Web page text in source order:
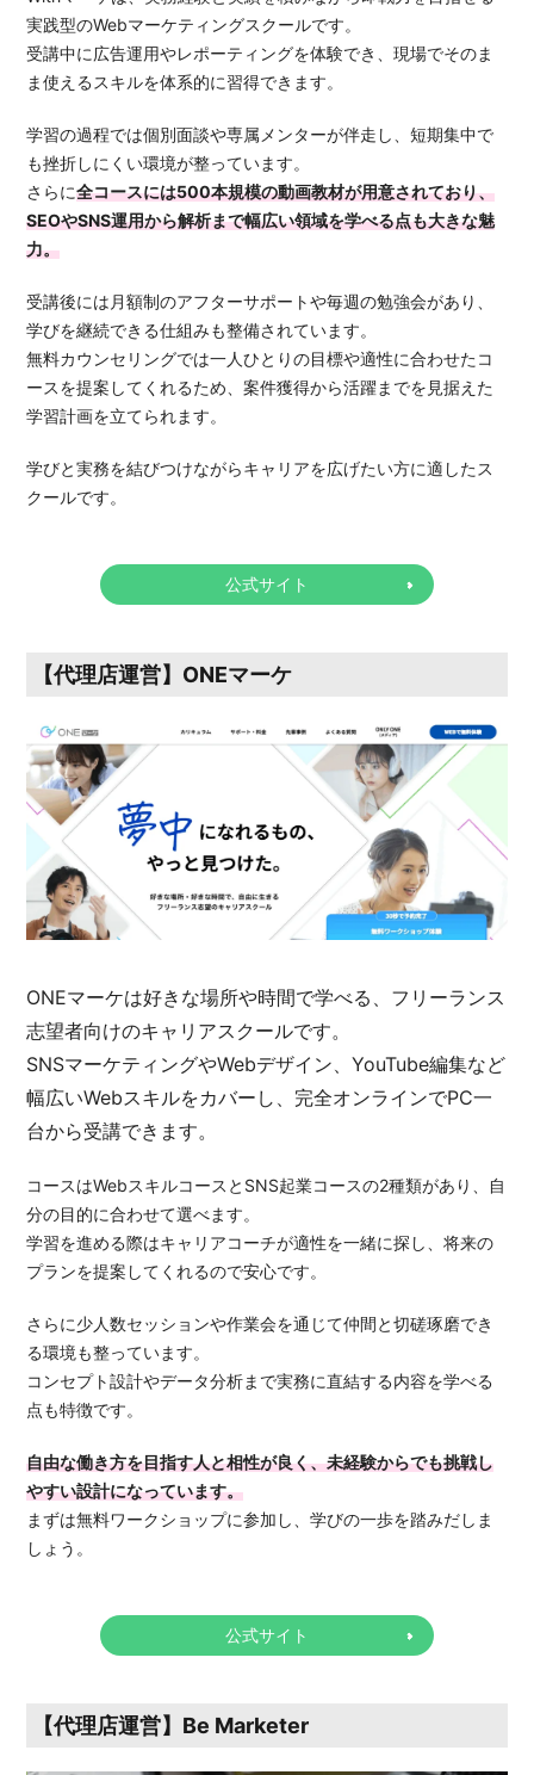
実践型のWebマーケティングスクールです。
受講中に広告運用やレポーティングを体験でき、現場でそのま
ま使えるスキルを体系的に習得できます。
学習の過程では個別面談や専属メンターが伴走し、短期集中で
も挫折しにくい環境が整っています。
さらに全コースには500本規模の動画教材が用意されており、
SEOやSNS運用から解析まで幅広い領域を学べる点も大きな魅
力。
受講後には月額制のアフターサポートや毎週の勉強会があり、
学びを継続できる仕組みも整備されています。
無料カウンセリングでは一人ひとりの目標や適性に合わせたコ
ースを提案してくれるため、案件獲得から活躍までを見据えた
学習計画を立てられます。
学びと実務を結びつけながらキャリアを広げたい方に適したス
クールです。
公式サイト
【代理店運営】ONEマーケ
ONEマーケは好きな場所や時間で学べる、フリーランス
志望者向けのキャリアスクールです。
SNSマーケティングやWebデザイン、YouTube編集など
幅広いWebスキルをカバーし、完全オンラインでPC一
台から受講できます。
コースはWebスキルコースとSNS起業コースの2種類があり、自
分の目的に合わせて選べます。
学習を進める際はキャリアコーチが適性を一緒に探し、将来の
プランを提案してくれるので安心です。
さらに少人数セッションや作業会を通じて仲間と切磋琢磨でき
る環境も整っています。
コンセプト設計やデータ分析まで実務に直結する内容を学べる
点も特徴です。
自由な働き方を目指す人と相性が良く、未経験からでも挑戦し
やすい設計になっています。
まずは無料ワークショップに参加し、学びの一歩を踏みだしま
しょう。
公式サイト
【代理店運営】Be Marketer